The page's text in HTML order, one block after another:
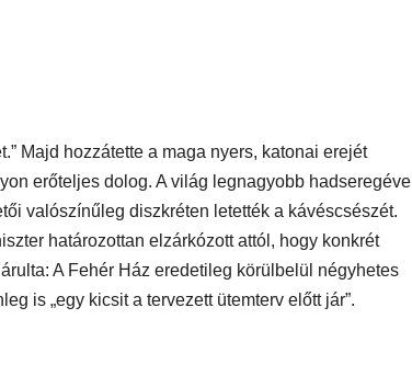
Majd hozzátette a maga nyers, katonai erejét
erőteljes dolog. A világ legnagyobb hadseregével
valószínűleg diszkréten letették a kávéscsészét.
határozottan elzárkózott attól, hogy konkrét
A Fehér Ház eredetileg körülbelül négyhetes
is „egy kicsit a tervezett ütemterv előtt jár”.